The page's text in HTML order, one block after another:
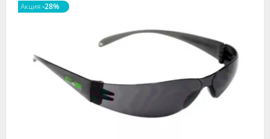
Видео
Клиники
Специалисты
Акция-28%